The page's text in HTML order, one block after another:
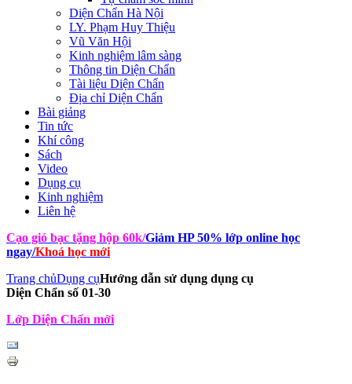
Diện Chẩn Hà Nội
LY. Phạm Huy Thiệu
Vũ Văn Hội
Kinh nghiệm lâm sàng
Thông tin Diện Chẩn
Tài liệu Diện Chẩn
Địa chỉ Diện Chẩn
Bài giảng
Tin tức
Khí công
Sách
Video
Dụng cụ
Kinh nghiệm
Liên hệ
Cạo gió bạc tặng hộp 60k/Giảm HP 50% lớp online học
ngay/Khoá học mới
Trang chủDụng cụHướng dẫn sử dụng dụng cụ
Diện Chẩn số 01-30
Lớp Diện Chẩn mới